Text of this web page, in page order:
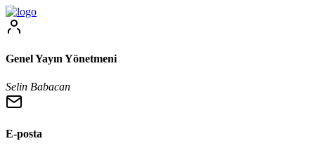
Genel Yayın Yönetmeni
Selin Babacan
E-posta